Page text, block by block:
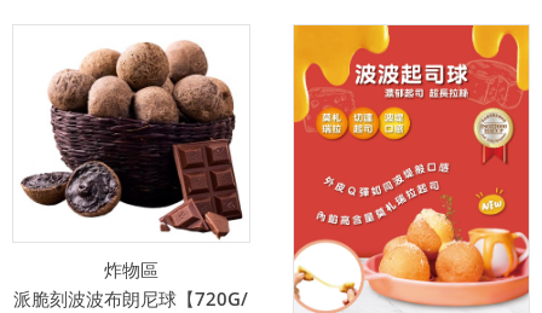
炸物區
派脆刻波波布朗尼球【720G/